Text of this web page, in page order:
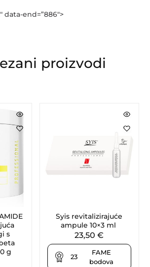
data-end=”886″>
proizvodi
s
g
Syis revitalizirajuće
ampule 10×3 ml
23,50€
23
FAME
bodova